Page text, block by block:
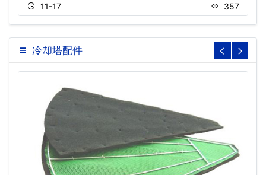
11-17 357
冷却塔配件